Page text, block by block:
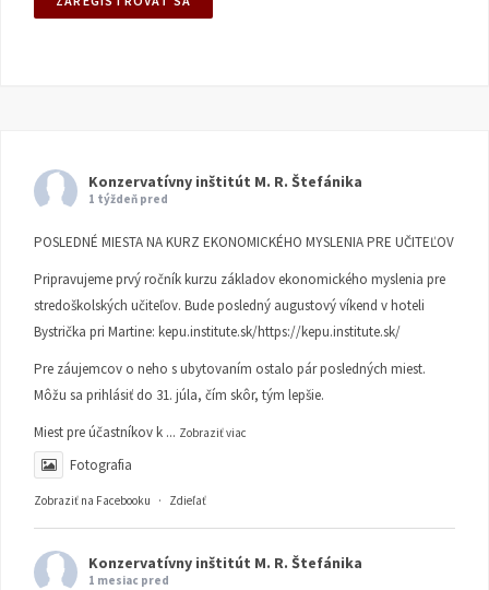
Konzervatívny inštitút M. R. Štefánika
1 týždeň pred
POSLEDNÉ MIESTA NA KURZ EKONOMICKÉHO MYSLENIA PRE UČITEĽOV
Pripravujeme prvý ročník kurzu základov ekonomického myslenia pre
stredoškolských učiteľov. Bude posledný augustový víkend v hoteli
Bystrička pri Martine: kepu.institute.sk/https://kepu.institute.sk/
Pre záujemcov o neho s ubytovaním ostalo pár posledných miest.
Môžu sa prihlásiť do 31. júla, čím skôr, tým lepšie.
Miest pre účastníkov k ... Zobraziť viac
Fotografia
Zobraziť na Facebooku · Zdieľať
Konzervatívny inštitút M. R. Štefánika
1 mesiac pred